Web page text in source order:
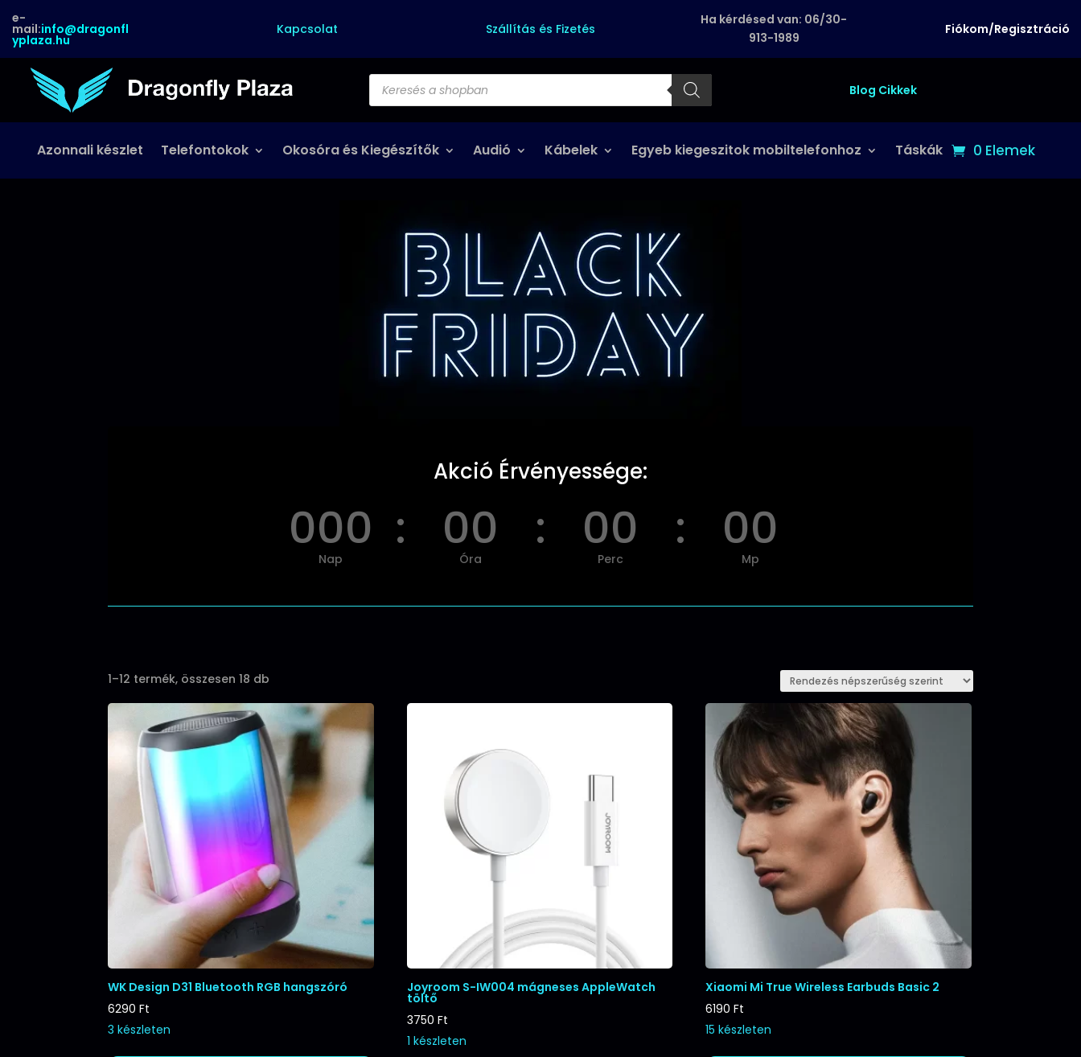
e-
mail:info@dragonfl
yplaza.hu
Kapcsolat Szállítás és Fizetés
Ha kérdésed van: 06/30-
913-1989
Fiókom/Regisztráció
Products
search Blog Cikkek
Azonnali készlet Telefontokok Okosóra és Kiegészítők Audió Kábelek Egyeb kiegeszitok mobiltelefonhoz Táskák 0 Elemek
Akció Érvényessége:
000
Nap
: 00
Óra
: 00
Perc
: 00
Mp
1–12 termék, összesen 18 db
popularity
WK Design D31 Bluetooth RGB hangszóró
6290Ft
3 készleten
Joyroom S-IW004 mágneses AppleWatch
töltő
3750 Ft
1 készleten
Xiaomi Mi True Wireless Earbuds Basic 2
6190Ft
15 készleten